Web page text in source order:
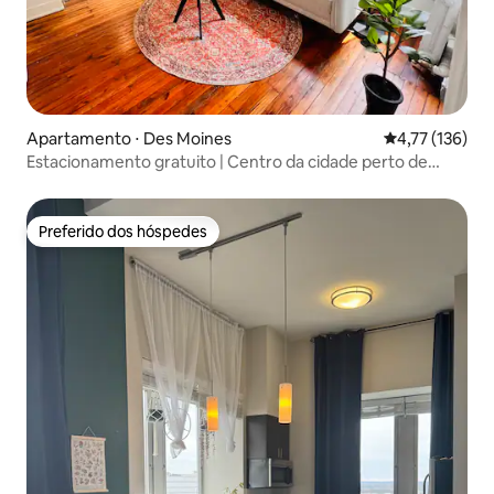
Apartamento ⋅ Des Moines 4,77 de uma
4,77 (136)
Estacionamento gratuito | Centro da cidade perto de
Preferido dos hóspedes
Preferido dos hóspedes